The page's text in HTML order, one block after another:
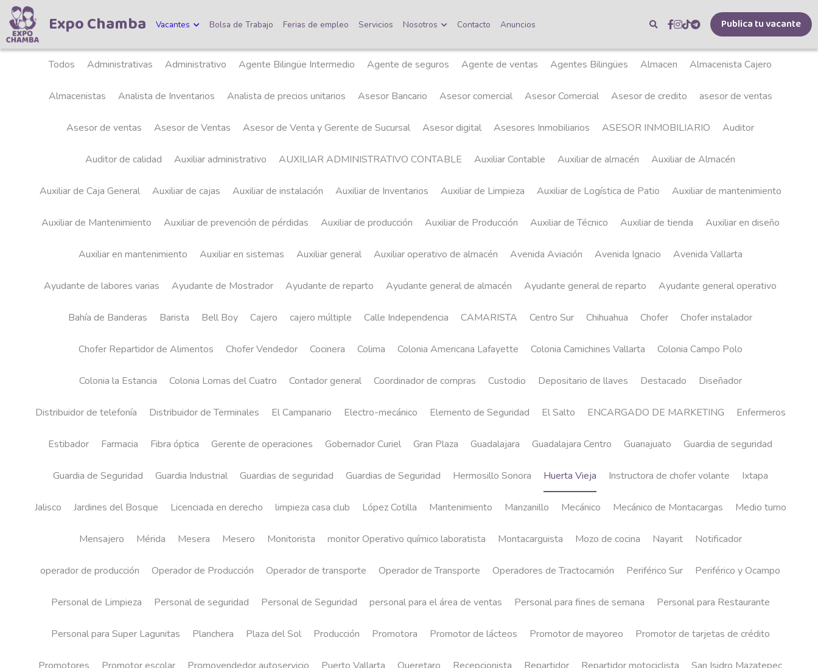
Expo Chamba Vacantes Bolsa de Trabajo Ferias de empleo Servicios Nosotros Contacto Anuncios Publica tu vacante
Todos Administrativas Administrativo Agente Bilingüe Intermedio Agente de seguros Agente de ventas Agentes Bilingües Almacen Almacenista Cajero
20 de marzo de 2026